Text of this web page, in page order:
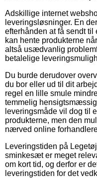
Adskillige internet
leveringsløsninger. En
efterhånden at få sendt
kan hente produkterne
altså usædvanlig
betalelige
Du burde derudover
du bor eller ud til dit
regel en lille smule
temmelig
leveringsmåde vil dog til
produkterne, men den
nærved online
Leveringstiden på
sminkesæt er meget
om kort tid, og derfor er
leveringstiden for det